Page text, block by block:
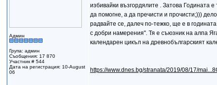
Админ
Група: админ
Съобщения: 17 870
Участник # 544
Дата на регистрация: 10-August
06
избивайки възгордялите . Затова Годината
да помогне, а да пречисти и прочисти;)))
радвайте се, далеч по-тежко, ще е в
с добри намерения". Тя е съюзник на алпа
календарен цикъл на древнобългарският
https://www.dnes.bg/stranata/2019/08/17/